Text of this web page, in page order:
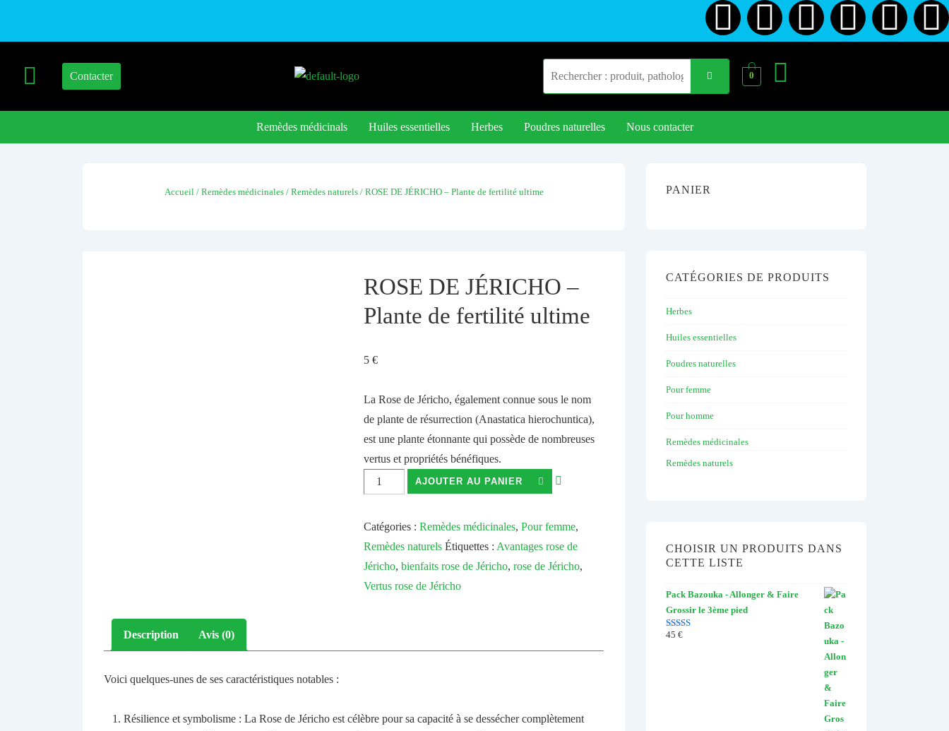
Contacter 0
Remèdes médicinals Huiles essentielles Herbes Poudres naturelles Nous contacter
Accueil / Remèdes médicinales/ Remèdes naturels/ ROSE DE JÉRICHO – Plante de fertilité ultime
ROSE DE JÉRICHO –
Plante de fertilité ultime
5€
La Rose de Jéricho, également connue sous le nom
de plante de résurrection (Anastatica hierochuntica),
est une plante étonnante qui possède de nombreuses
vertus et propriétés bénéfiques.
AJOUTER AU PANIER
Catégories :Remèdes médicinales,Pour femme,
Remèdes naturels Étiquettes : Avantages rose de
Jéricho,bienfaits rose de Jéricho,rose de Jéricho,
Vertus rose de Jéricho
Description Avis (0)
Voici quelques-unes de ses caractéristiques notables :
Résilience et symbolisme : La Rose de Jéricho est célèbre pour sa capacité à se dessécher complètement
PANIER
CATÉGORIES DE PRODUITS
Herbes
Huiles essentielles
Poudres naturelles
Pour femme
Pour homme
Remèdes médicinales
Remèdes naturels
CHOISIR UN PRODUITS DANS
CETTE LISTE
Pack Bazouka - Allonger & Faire
Grossir le 3ème pied
Note
45 €